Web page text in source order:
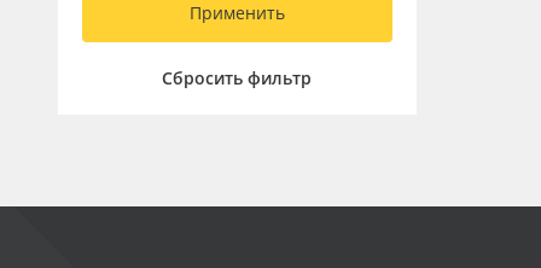
Применить
Сбросить фильтр